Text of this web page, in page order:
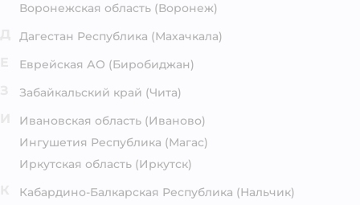
Воронежская область (Воронеж)
Дагестан Республика (Махачкала)
Еврейская АО (Биробиджан)
Забайкальский край (Чита)
Ивановская область (Иваново)
Ингушетия Республика (Магас)
Иркутская область (Иркутск)
Кабардино-Балкарская Республика (Нальчик)